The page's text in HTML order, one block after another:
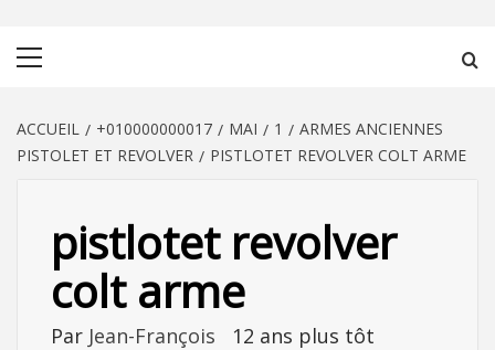
ACCUEIL +010000000017 MAI 1
ARMES ANCIENNES
PISTOLET ET REVOLVER
PISTLOTET REVOLVER COLT ARME
pistlotet revolver
colt arme
Par Jean-François 12 ans plus tôt